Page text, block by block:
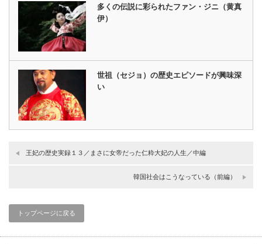
多くの伝説に彩られたファン・ジニ（黄真
伊）
世祖（セジョ）の歴史エピソードが興味深
い
王妃の歴史実録１３／まさに女帝だった仁粋大妃の人生／中編
韓国社会はこうなっている（前編）
トップページに戻る